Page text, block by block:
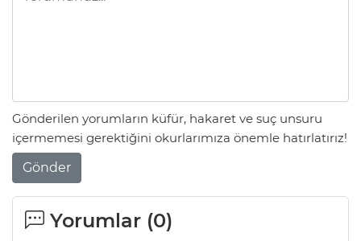
Gönderilen yorumların küfür, hakaret ve suç unsuru
içermemesi gerektiğini okurlarımıza önemle hatırlatırız!
Gönder
Yorumlar (0)